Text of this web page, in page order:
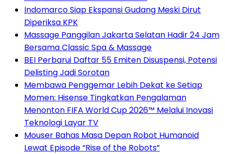
Indomarco Siap Ekspansi Gudang Meski Dirut
Diperiksa KPK
Massage Panggilan Jakarta Selatan Hadir 24 Jam
Bersama Classic Spa & Massage
BEI Perbarui Daftar 55 Emiten Disuspensi, Potensi
Delisting Jadi Sorotan
Membawa Penggemar Lebih Dekat ke Setiap
Momen: Hisense Tingkatkan Pengalaman
Menonton FIFA World Cup 2026™ Melalui Inovasi
Teknologi Layar TV
Mouser Bahas Masa Depan Robot Humanoid
Lewat Episode “Rise of the Robots”